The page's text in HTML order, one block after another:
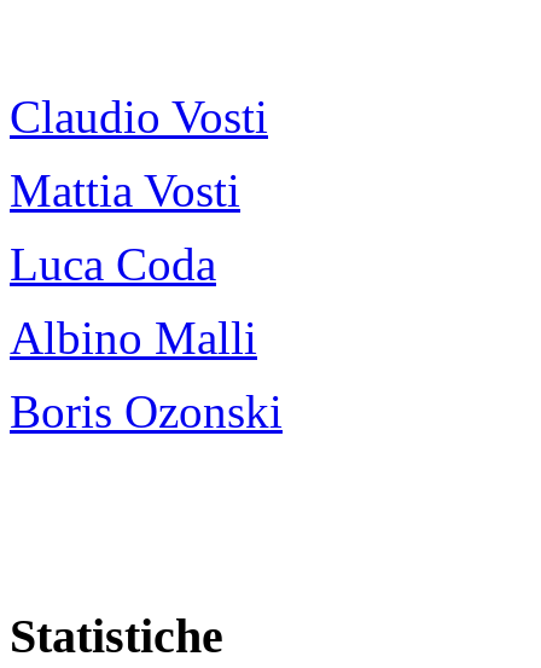
Claudio Vosti
Mattia Vosti
Luca Coda
Albino Malli
Boris Ozonski
Statistiche